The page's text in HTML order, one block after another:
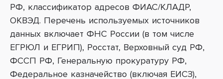
РФ, классификатор адресов ФИАС/КЛАДР,
ОКВЭД. Перечень используемых источников
данных включает ФНС России (в том числе
ЕГРЮЛ и ЕГРИП), Росстат, Верховный суд РФ,
ФССП РФ, Генеральную прокуратуру РФ,
Федеральное казначейство (включая ЕИСЗ),